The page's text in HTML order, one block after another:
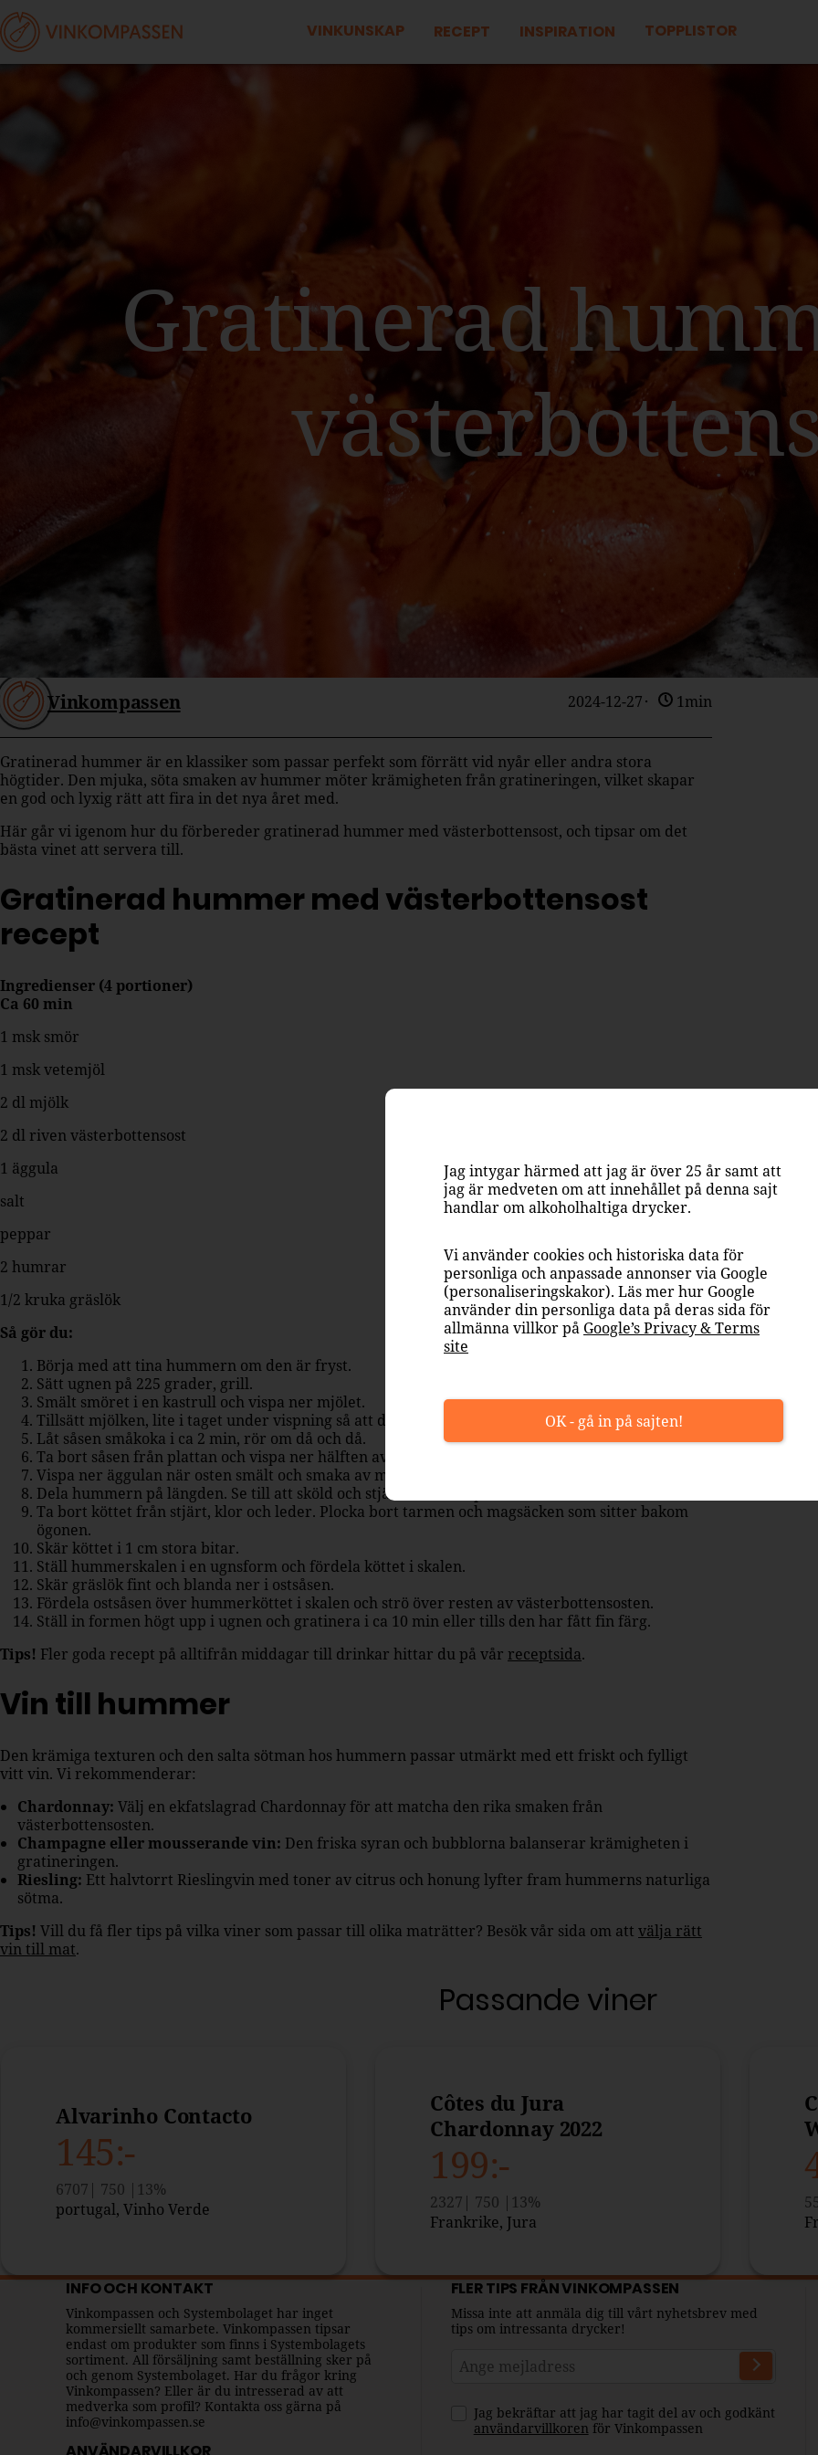
VINKUNSKAP RECEPT INSPIRATION TOPPLISTOR
Gratinerad
Vinkompassen 2024-12-27 1min
Gratinerad hummer är en klassiker som passar perfekt som förrätt vid nyår eller andra stora
högtider. Den mjuka, söta smaken av hummer möter krämigheten från gratineringen, vilket skapar
en god och lyxig rätt att fira in det nya året med.
Här går vi igenom hur du förbereder gratinerad hummer med västerbottensost, och tipsar om det
bästa vinet att servera till.
Gratinerad hummer med västerbottensost
recept
Ingredienser (4 portioner)
Ca 60 min
1 msk smör
1 msk vetemjöl
2 dl mjölk
2 dl riven västerbottensost
1 äggula
salt
peppar
2 humrar
1/2 kruka gräslök
Så gör du:
Börja med att tina hummern om den är fryst.
Sätt ugnen på 225 grader, grill.
Smält smöret i en kastrull och vispa ner mjölet.
Tillsätt mjölken, lite i taget under vispning så att den inte klumpar sig.
Låt såsen småkoka i ca 2 min, rör om då och då.
Ta bort såsen från plattan och vispa ner hälften av västerbottensosten.
Vispa ner äggulan när osten smält och smaka av med salt och peppar.
Dela hummern på längden. Se till att sköld och stjärt håller ihop.
Ta bort köttet från stjärt, klor och leder. Plocka bort tarmen och magsäcken som sitter bakom
ögonen.
Skär köttet i 1 cm stora bitar.
Ställ hummerskalen i en ugnsform och fördela köttet i skalen.
Skär gräslök fint och blanda ner i ostsåsen.
Fördela ostsåsen över hummerköttet i skalen och strö över resten av västerbottensosten.
Ställ in formen högt upp i ugnen och gratinera i ca 10 min eller tills den har fått fin färg.
Tips! Fler goda recept på alltifrån middagar till drinkar hittar du på vår receptsida.
Vin till hummer
Den krämiga texturen och den salta sötman hos hummern passar utmärkt med ett friskt och fylligt
vitt vin. Vi rekommenderar:
Chardonnay: Välj en ekfatslagrad Chardonnay för att matcha den rika smaken från
västerbottensosten.
Champagne eller mousserande vin: Den friska syran och bubblorna balanserar krämigheten i
gratineringen.
Riesling: Ett halvtorrt Rieslingvin med toner av citrus och honung lyfter fram hummerns naturliga
sötma.
Tips! Vill du få fler tips på vilka viner som passar till olika maträtter? Besök vår sida om att välja rätt
vin till mat.
Passande viner
Alvarinho Contacto
145
6707 750
13
portugal, Vinho Verde
Côtes du Jura
Chardonnay 2022
199
2327 750
13
Frankrike, Jura
INFO OCH KONTAKT
Vinkompassen och Systembolaget har inget
kommersiellt samarbete. Vinkompassen tipsar
endast om produkter som finns i Systembolagets
sortiment. All försäljning samt beställning sker på
och genom Systembolaget. Har du frågor kring
Vinkompassen? Eller är du intresserad av att
medverka som profil? Kontakta oss gärna på
info@vinkompassen.se
ANVÄNDARVILLKOR
FLER TIPS FRÅN VINKOMPASSEN
Missa inte att anmäla dig till vårt nyhetsbrev med
tips om intressanta drycker!
Jag bekräftar att jag har tagit del av och godkänt
användarvillkoren för Vinkompassen
Jag intygar härmed att jag är över 25 år samt att
jag är medveten om att innehållet på denna sajt
handlar om alkoholhaltiga drycker.
Vi använder cookies och historiska data för
personliga och anpassade annonser via Google
(personaliseringskakor). Läs mer hur Google
använder din personliga data på deras sida för
allmänna villkor på Google’s Privacy & Terms
site
OK - gå in på sajten!